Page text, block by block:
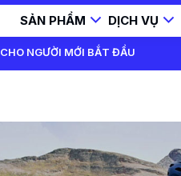
SẢN PHẨM DỊCH VỤ
NGƯỜI MỚI BẮT ĐẦU